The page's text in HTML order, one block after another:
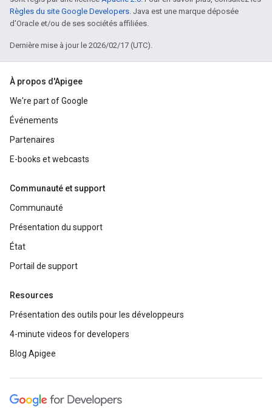
Règles du site Google Developers. Java est une marque déposée
d'Oracle et/ou de ses sociétés affiliées.
Dernière mise à jour le 2026/02/17 (UTC).
À propos d'Apigee
We're part of Google
Événements
Partenaires
E-books et webcasts
Communauté et support
Communauté
Présentation du support
État
Portail de support
Resources
Présentation des outils pour les développeurs
4-minute videos for developers
Blog Apigee